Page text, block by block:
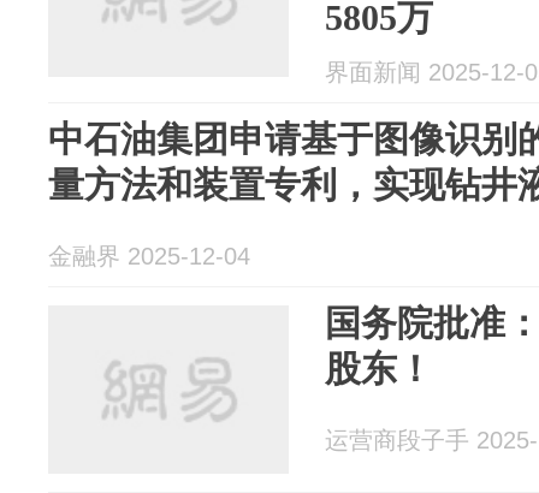
5805万
界面新闻 2025-12-
中石油集团申请基于图像识别
量方法和装置专利，实现钻井
金融界 2025-12-04
国务院批准
股东！
运营商段子手